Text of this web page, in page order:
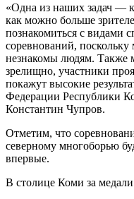
«Одна из наших задач —
как можно больше
познакомиться с видами
соревнований,
незнакомы людям. Также
зрелищно, участники
покажут высокие
Федерации Республики
Константин Чупров.
Отметим, что
северному многоборью
впервые.
В столице Коми за